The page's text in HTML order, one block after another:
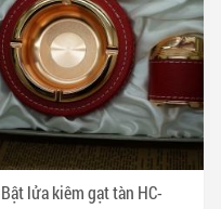
Bật lửa kiêm gạt tàn HC-